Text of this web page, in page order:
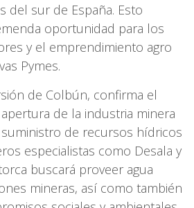
del sur de España. Esto
oportunidad para los
y el emprendimiento agro
Pymes.
de Colbún, confirma el
de la industria minera
de recursos hídricos
especialistas como Desala y
buscará proveer agua
mineras, así como también